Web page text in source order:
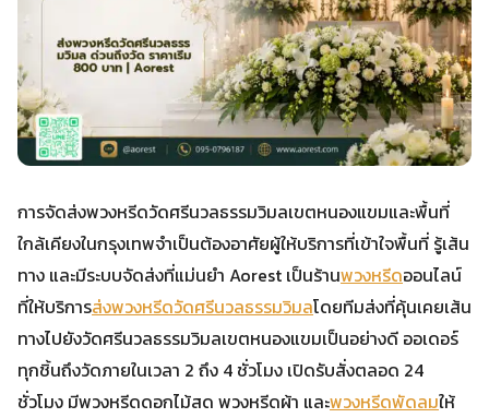
การจัดส่งพวงหรีดวัดศรีนวลธรรมวิมลเขตหนองแขมและพื้นที่
ใกล้เคียงในกรุงเทพจำเป็นต้องอาศัยผู้ให้บริการที่เข้าใจพื้นที่ รู้เส้น
ทาง และมีระบบจัดส่งที่แม่นยำ Aorest เป็นร้านพวงหรีดออนไลน์
ที่ให้บริการส่งพวงหรีดวัดศรีนวลธรรมวิมลโดยทีมส่งที่คุ้นเคยเส้น
ทางไปยังวัดศรีนวลธรรมวิมลเขตหนองแขมเป็นอย่างดี ออเดอร์
ทุกชิ้นถึงวัดภายในเวลา 2 ถึง 4 ชั่วโมง เปิดรับสั่งตลอด 24
ชั่วโมง มีพวงหรีดดอกไม้สด พวงหรีดผ้า และพวงหรีดพัดลมให้